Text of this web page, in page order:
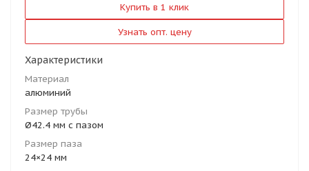
Купить в 1 клик
Узнать опт. цену
Характеристики
Материал
алюминий
Размер трубы
Ø42.4 мм с пазом
Размер паза
24×24 мм